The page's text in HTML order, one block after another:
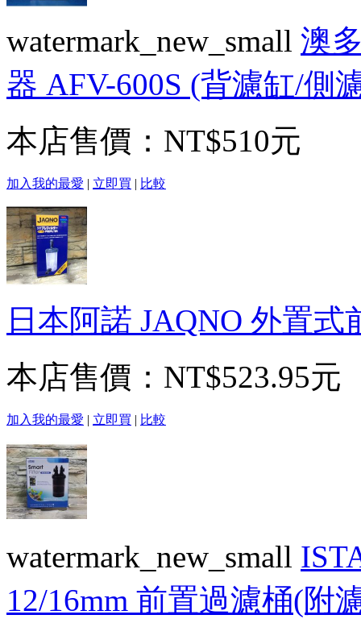
watermark_new_small 澳
器 AFV-600S (背濾缸/側
本店售價： NT$510元
加入我的最愛 | 立即買 | 比較
日本阿諾 JAQNO 外置式
本店售價： NT$523.95元
加入我的最愛 | 立即買 | 比較
watermark_new_small
12/16mm 前置過濾桶(附